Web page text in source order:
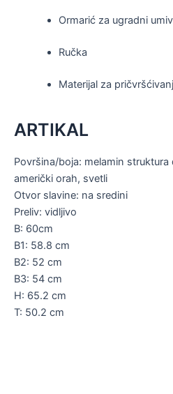
Ormarić za ugradni
Ručka
Materijal za
ARTIKAL
Površina/boja: melamin
američki orah, svetli
Otvor slavine: na sredini
Preliv: vidljivo
B: 60cm
B1: 58.8 cm
B2: 52 cm
B3: 54 cm
H: 65.2 cm
T: 50.2 cm